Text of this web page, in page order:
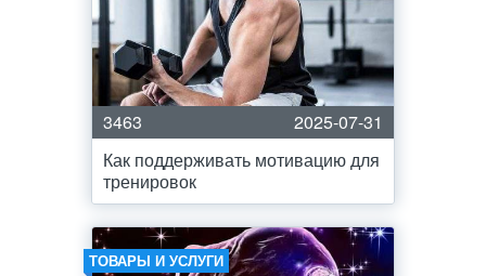
3463
2025-07-31
Как поддерживать мотивацию для
тренировок
ТОВАРЫ И УСЛУГИ